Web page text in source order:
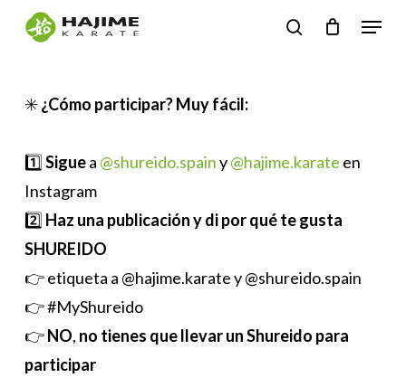
content
search
Menu
✳️¿Cómo participar? Muy fácil:
1️⃣Siguea @shureido.spainy@hajime.karate en
Instagram
2️⃣ Haz una publicación y di por qué te gusta
SHUREIDO
👉 etiqueta a @hajime.karate y @shureido.spain
👉 #MyShureido
👉NO, no tienes que llevar un Shureido para
participar